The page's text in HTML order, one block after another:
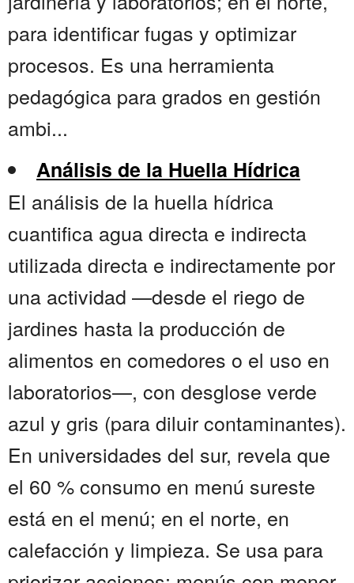
para identificar fugas y optimizar
procesos. Es una herramienta
pedagógica para grados en gestión
ambi...
Análisis de la Huella Hídrica
El análisis de la huella hídrica
cuantifica agua directa e indirecta
utilizada directa e indirectamente por
una actividad —desde el riego de
jardines hasta la producción de
alimentos en comedores o el uso en
laboratorios—, con desglose verde
azul y gris (para diluir contaminantes).
En universidades del sur, revela que
el 60 % consumo en menú sureste
está en el menú; en el norte, en
calefacción y limpieza. Se usa para